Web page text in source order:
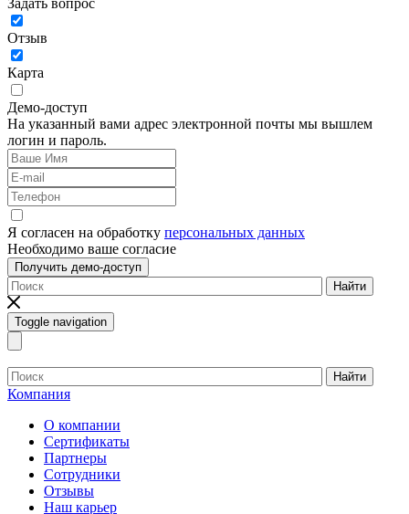
Задать вопрос
Отзыв
Карта
Демо-доступ
На указанный вами адрес электронной почты мы вышлем
логин и пароль.
Я согласен на обработку персональных данных
Необходимо ваше согласие
Получить демо-доступ
Найти
Toggle navigation
Найти
Компания
О компании
Сертификаты
Партнеры
Сотрудники
Отзывы
Наш карьер